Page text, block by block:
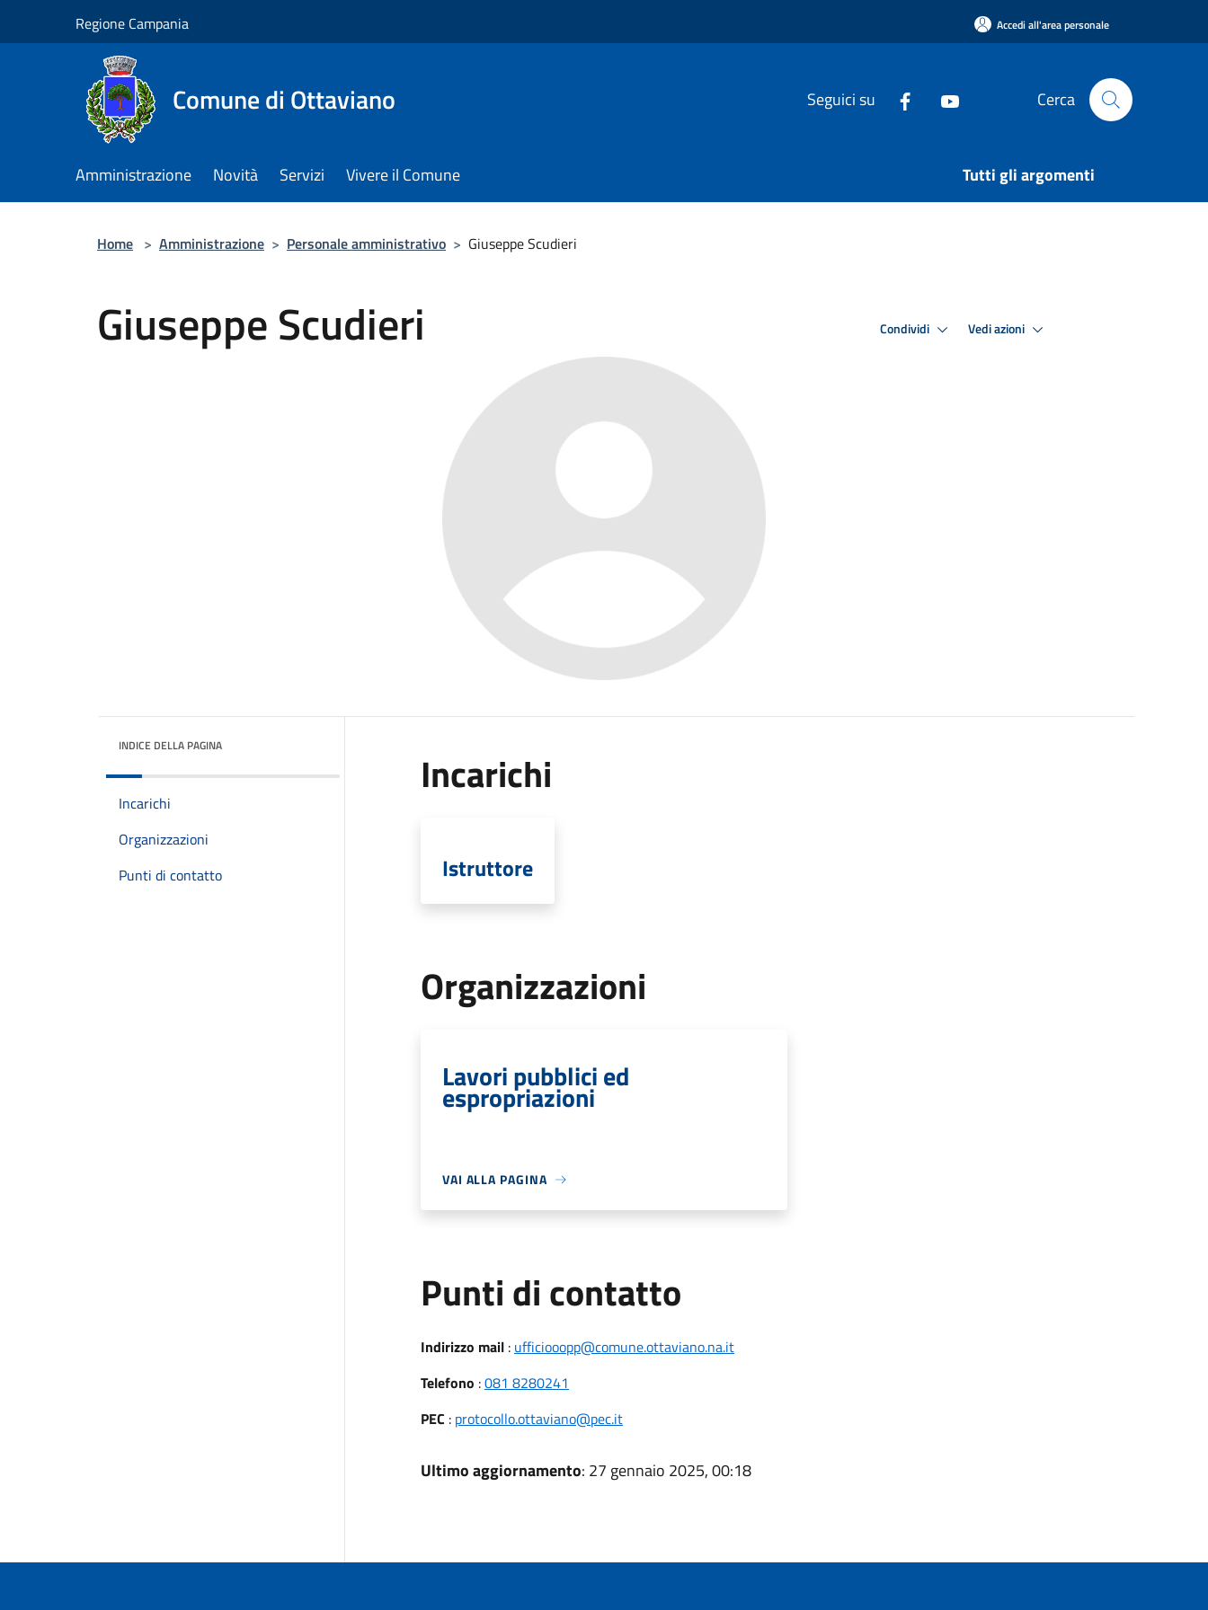
Regione Campania Accedi all'area personale
Comune di Ottaviano Seguici su Cerca
Amministrazione Novità Servizi Vivere il Comune Tutti gli argomenti
Home > Amministrazione > Personale amministrativo > Giuseppe Scudieri
Giuseppe Scudieri Condividi Vedi azioni
INDICE DELLA PAGINA
Incarichi
Organizzazioni
Punti di contatto
Incarichi
Istruttore
Organizzazioni
Lavori pubblici ed
espropriazioni
VAI ALLA PAGINA
Punti di contatto
Indirizzo mail: ufficiooopp@comune.ottaviano.na.it
Telefono :081 8280241
PEC : protocollo.ottaviano@pec.it
Ultimo aggiornamento: 27 gennaio 2025, 00:18